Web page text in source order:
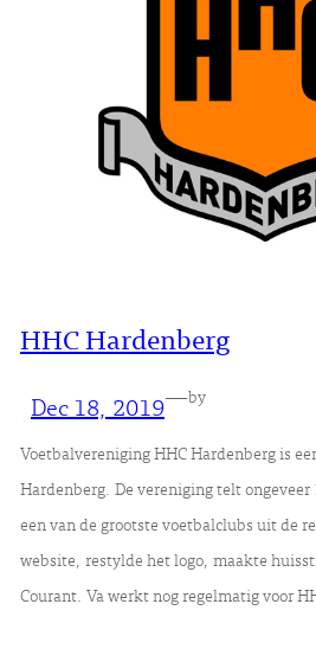
HHC Hardenberg
Dec 18, 2019—by
Voetbalvereniging HHC Hardenberg is
Hardenberg. De vereniging telt
een van de grootste voetbalclubs uit de
website, restylde het logo, maakte
Courant. Va werkt nog regelmatig voor